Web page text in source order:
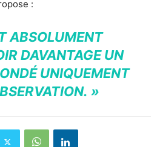
:
ABSOLUMENT
DAVANTAGE UN
UNIQUEMENT
»